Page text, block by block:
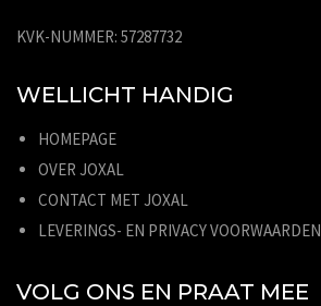
KVK-NUMMER: 57287732
WELLICHT HANDIG
HOMEPAGE
OVER JOXAL
CONTACT MET JOXAL
LEVERINGS- EN PRIVACY VOORWAARDEN
VOLG ONS EN PRAAT MEE